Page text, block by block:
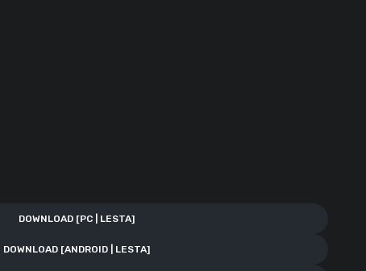
DOWNLOAD [PC | LESTA]
DOWNLOAD [ANDROID | LESTA]